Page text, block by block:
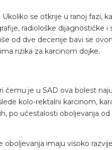
se otkrije u ranoj fazi,
radiološke dijagnostičke
od dve decenije bavi se
rizika za karcinom dojke.
čemu je u SAD ova bolest
kolo-rektalni karcinom,
po učestalosti oboljevanja
oboljevanja imaju visoko